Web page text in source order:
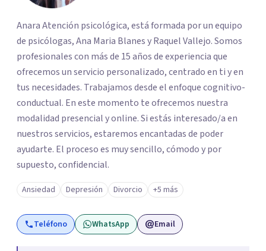
Anara Atención psicológica, está formada por un equipo
de psicólogas, Ana Maria Blanes y Raquel Vallejo. Somos
profesionales con más de 15 años de experiencia que
ofrecemos un servicio personalizado, centrado en ti y en
tus necesidades. Trabajamos desde el enfoque cognitivo-
conductual. En este momento te ofrecemos nuestra
modalidad presencial y online. Si estás interesado/a en
nuestros servicios, estaremos encantadas de poder
ayudarte. El proceso es muy sencillo, cómodo y por
supuesto, confidencial.
Ansiedad Depresión Divorcio +5 más
Teléfono WhatsApp Email